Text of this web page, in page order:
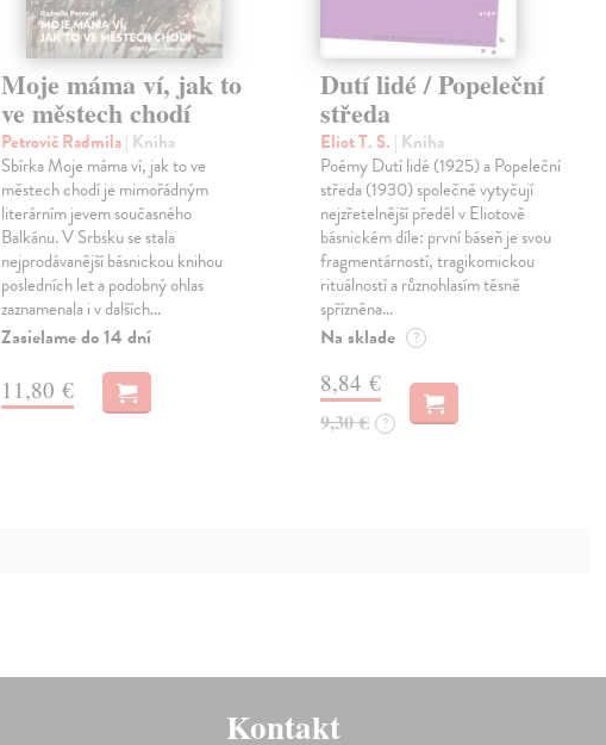
Moje máma ví, jak to
ve městech chodí
Petrovič Radmila| Kniha
Sbírka Moje máma ví, jak to ve
městech chodí je mimořádným
literárním jevem současného
Balkánu. V Srbsku se stala
nejprodávanější básnickou knihou
posledních let a podobný ohlas
zaznamenala i v dalších…
Zasielame do 14 dní
11,80 €
Dutí lidé / Popeleční
středa
Eliot T. S. | Kniha
Poémy Dutí lidé (1925) a Popeleční
středa (1930) společně vytyčují
nejzřetelnější předěl v Eliotově
básnickém díle: první báseň je svou
fragmentárností, tragikomickou
rituálností a různohlasím těsně
spřízněna…
Na sklade ?
8,84 €
9,30 € ?
Kontakt